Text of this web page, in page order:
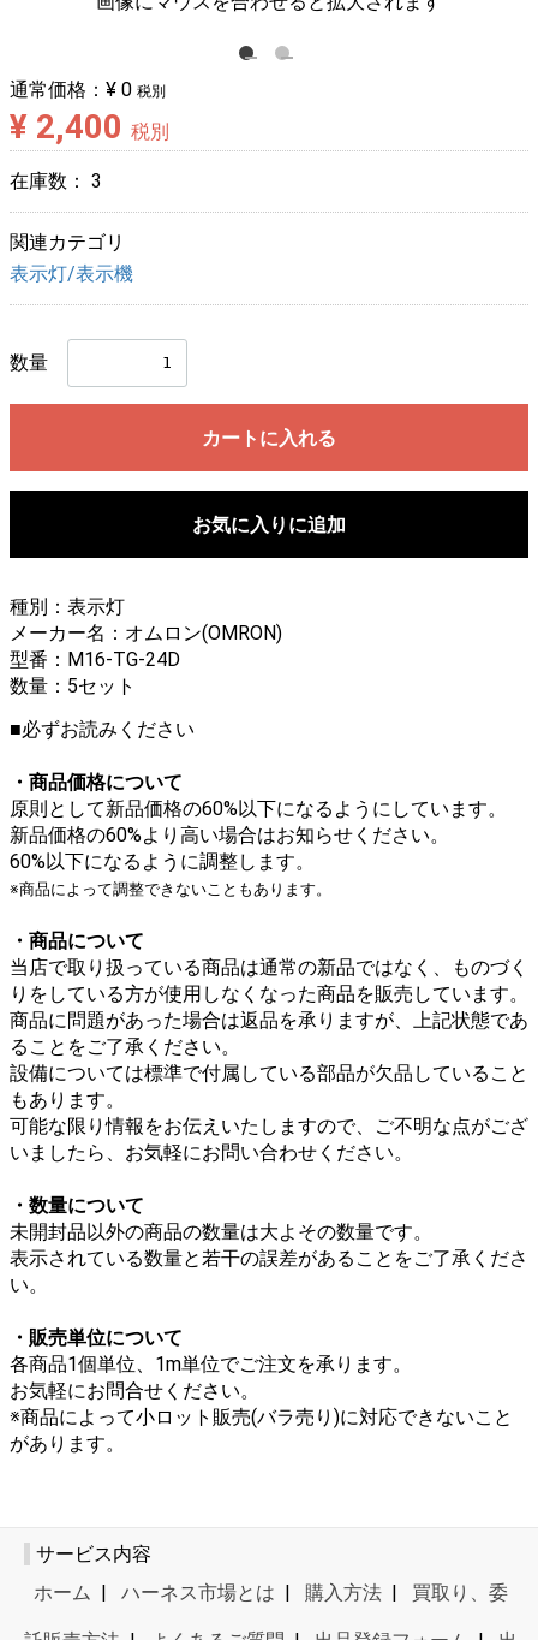
通常価格： ¥ 0 税別
¥ 2,400 税別
在庫数： 3
関連カテゴリ
表示灯/表示機
数量
カートに入れる
お気に入りに追加
種別：表示灯
メーカー名：オムロン(OMRON)
型番：M16-TG-24D
数量：5セット
■必ずお読みください
・商品価格について
原則として新品価格の60%以下になるようにしています。
新品価格の60%より高い場合はお知らせください。
60%以下になるように調整します。
※商品によって調整できないこともあります。
・商品について
当店で取り扱っている商品は通常の新品ではなく、ものづく
りをしている方が使用しなくなった商品を販売しています。
商品に問題があった場合は返品を承りますが、上記状態であ
ることをご了承ください。
設備については標準で付属している部品が欠品していること
もあります。
可能な限り情報をお伝えいたしますので、ご不明な点がござ
いましたら、お気軽にお問い合わせください。
・数量について
未開封品以外の商品の数量は大よその数量です。
表示されている数量と若干の誤差があることをご了承くださ
い。
・販売単位について
各商品1個単位、1m単位でご注文を承ります。
お気軽にお問合せください。
※商品によって小ロット販売(バラ売り)に対応できないこと
があります。
サービス内容
ホーム | ハーネス市場とは | 購入方法 | 買取り、委